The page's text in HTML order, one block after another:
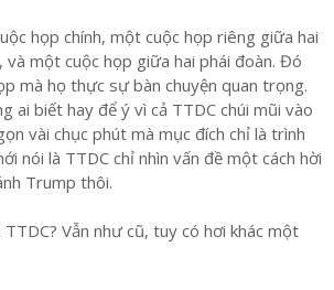
họp chính, một cuộc họp riêng giữa hai
một cuộc họp giữa hai phái đoàn. Đó
mà họ thực sự bàn chuyện quan trọng.
ai biết hay để ý vì cả TTDC chúi mũi vào
vài chục phút mà mục đích chỉ là trình
nói là TTDC chỉ nhìn vấn đề một cách hời
Trump thôi.
TTDC? Vẫn như cũ, tuy có hơi khác một